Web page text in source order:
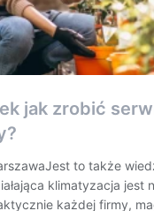
jak zrobić
to także
klimatyzacja jest
każdej firmy,